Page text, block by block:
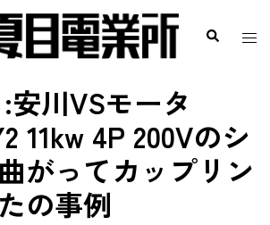
安川VSモータ
11kw 4P 200Vのシ
がってカップリン
の事例